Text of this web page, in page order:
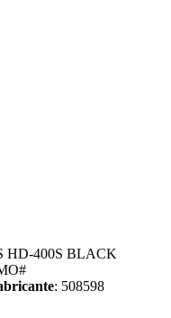
HD-400S BLACK
: 508598